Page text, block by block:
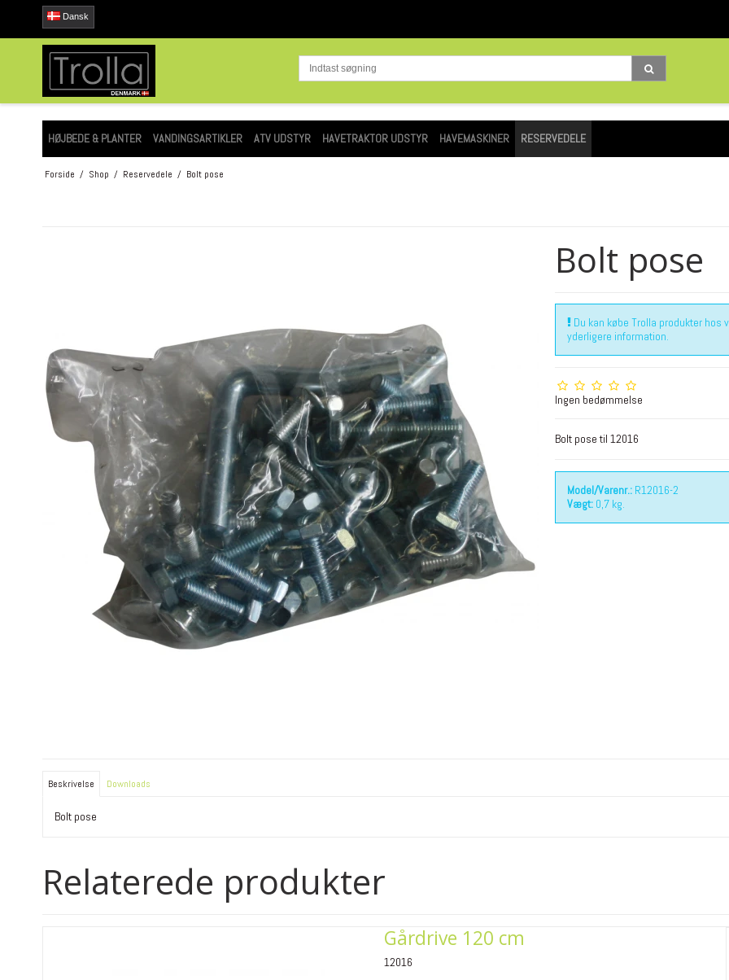
Dansk
HØJBEDE & PLANTER VANDINGSARTIKLER ATV UDSTYR HAVETRAKTOR UDSTYR HAVEMASKINER RESERVEDELE
Forside / Shop / Reservedele / Bolt pose
Bolt pose
Du kan købe Trolla produkter
yderligere information.
Ingen bedømmelse
Bolt pose til 12016
Model/Varenr.: R12016-2
Vægt: 0,7 kg.
Beskrivelse Downloads
Bolt pose
Relaterede produkter
Gårdrive 120 cm
12016